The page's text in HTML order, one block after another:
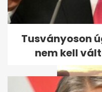
Az első
5
Tusványoson
nem kell